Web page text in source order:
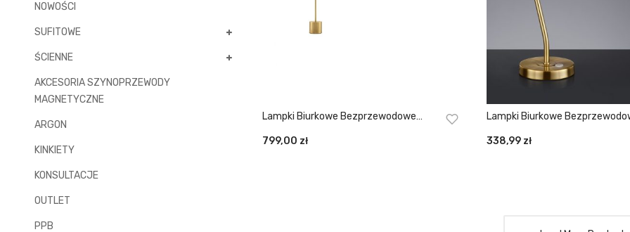
NOWOŚCI
SUFITOWE
ŚCIENNE
AKCESORIA SZYNOPRZEWODY
MAGNETYCZNE
ARGON
KINKIETY
KONSULTACJE
OUTLET
PPB
Lampki Biurkowe Bezprzewodowe
799,00 zł
Lampki Biurkowe
338,99 zł